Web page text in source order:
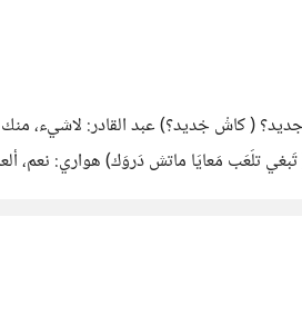
جديد؟ ( كاشْ جْديد؟) عبد القادر: لاشيء،
تلَعَب مَعايَا ماتش دَروَك) هواري: نعم،